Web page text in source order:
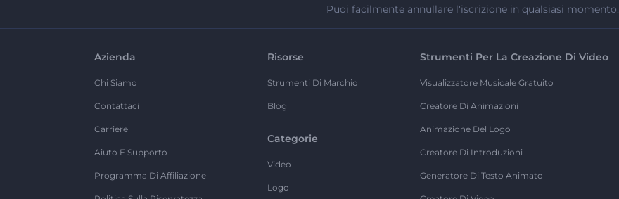
Puoi facilmente annullare l'iscrizione in qualsiasi momento.
Azienda
Chi Siamo
Contattaci
Carriere
Aiuto E Supporto
Programma Di Affiliazione
Risorse
Strumenti Di Marchio
Blog
Categorie
Video
Logo
Strumenti Per La Creazione Di Video
Visualizzatore Musicale Gratuito
Creatore Di Animazioni
Animazione Del Logo
Creatore Di Introduzioni
Generatore Di Testo Animato